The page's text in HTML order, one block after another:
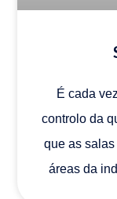
É cada
controlo da
que as
áreas da